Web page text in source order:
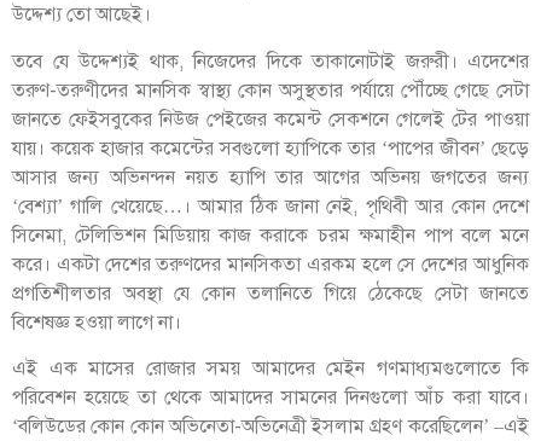
উদ্দেশ্য তো আছেই।
তবে যে উদ্দেশ্যই থাক, নিজেদের দিকে তাকানোটাই জরুরী। এদেশের
তরুণ-তরুণীদের মানসিক স্বাস্থ্য কোন অসুস্থতার পর্যায়ে পৌঁচ্ছে গেছে সেটা
জানতে ফেইসবুকের নিউজ পেইজের কমেন্ট সেকশনে গেলেই টের পাওয়া
যায়। কয়েক হাজার কমেন্টের সবগুলো হ্যাপিকে তার ‘পাপের জীবন’ ছেড়ে
আসার জন্য অভিনন্দন নয়ত হ্যাপি তার আগের অভিনয় জগতের জন্য
‘বেশ্যা’ গালি খেয়েছে…। আমার ঠিক জানা নেই, পৃথিবী আর কোন দেশে
সিনেমা, টেলিভিশন মিডিয়ায় কাজ করাকে চরম ক্ষমাহীন পাপ বলে মনে
করে। একটা দেশের তরুণদের মানসিকতা এরকম হলে সে দেশের আধুনিক
প্রগতিশীলতার অবস্থা যে কোন তলানিতে গিয়ে ঠেকেছে সেটা জানতে
বিশেষজ্ঞ হওয়া লাগে না।
এই এক মাসের রোজার সময় আমাদের মেইন গণমাধ্যমগুলোতে কি
পরিবেশন হয়েছে তা থেকে আমাদের সামনের দিনগুলো আঁচ করা যাবে।
‘বলিউডের কোন কোন অভিনেতা-অভিনেত্রী ইসলাম গ্রহণ করেছিলেন’ –এই